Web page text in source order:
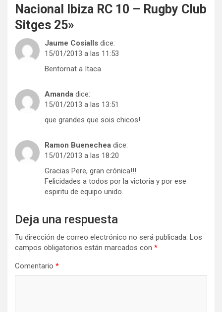
Nacional Ibiza RC 10 – Rugby Club
Sitges 25»
Jaume Cosialls dice:
15/01/2013 a las 11:53
Bentornat a Itaca
Amanda dice:
15/01/2013 a las 13:51
que grandes que sois chicos!
Ramon Buenechea dice:
15/01/2013 a las 18:20
Gracias Pere, gran crónica!!!
Felicidades a todos por la victoria y por ese
espiritu de equipo unido.
Deja una respuesta
Tu dirección de correo electrónico no será publicada. Los
campos obligatorios están marcados con *
Comentario *